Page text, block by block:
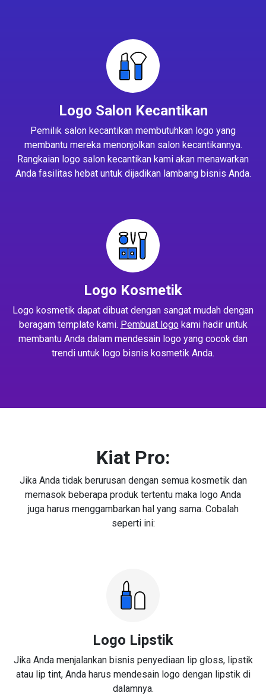
Logo Salon Kecantikan
Pemilik salon kecantikan membutuhkan logo yang
membantu mereka menonjolkan salon kecantikannya.
Rangkaian logo salon kecantikan kami akan menawarkan
Anda fasilitas hebat untuk dijadikan lambang bisnis Anda.
Logo Kosmetik
Logo kosmetik dapat dibuat dengan sangat mudah dengan
beragam template kami. Pembuat logokami hadir untuk
membantu Anda dalam mendesain logo yang cocok dan
trendi untuk logo bisnis kosmetik Anda.
Kiat Pro:
Jika Anda tidak berurusan dengan semua kosmetik dan
memasok beberapa produk tertentu maka logo Anda
juga harus menggambarkan hal yang sama. Cobalah
seperti ini:
Logo Lipstik
Jika Anda menjalankan bisnis penyediaan lip gloss, lipstik
atau lip tint, Anda harus mendesain logo dengan lipstik di
dalamnya.